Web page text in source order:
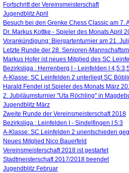
Fortschritt der Vereinsmeisterschaft
Jugendblitz April
Besuch bei den Grenke Chess Classic am 7.
Dr. Markus Kottke - Spieler des Monats April
Vorankündigung: Biergartenturnier am 21.
Letzte Runde der 28. Senioren-
Markus Hofer ist neues Mitglied des SC
Bezirksliga : Herrenberg I - Leinfelden I
A-Klasse: SC Leinfelden 2 unterliegt SC
Harald Fendel ist Spieler des Monats März
2. Jubiläumsturnier "Uta Röchling" in
Jugendblitz März
Zweite Runde der Vereinsmeisterschaft 2018
Bezirksliga : Leinfelden I - Sindelfingen I 5:3
A-Klasse: SC Leinfelden 2 unentschieden
Neues Mitglied Nico Bauerfeld
Vereinsmeisterschaft 2018 ist gestartet
Stadtmeisterschaft 2017/2018 beendet
Jugendblitz Februar